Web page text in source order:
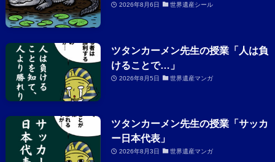
2026年8月6日 世界遺産シール
ツタンカーメン先生の授業「人は負
けることで…」
2026年8月5日 世界遺産マンガ
ツタンカーメン先生の授業「サッカ
ー日本代表」
2026年8月3日 世界遺産マンガ